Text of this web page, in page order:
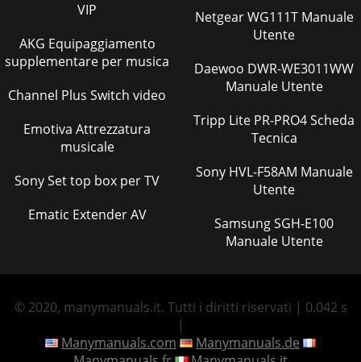
VIP
AKG Equipaggiamento
supplementare per musica
Channel Plus Switch video
Emotiva Attrezzatura
musicale
Sony Set top box per TV
Ematic Extender AV
Netgear WG111T Manuale
Utente
Daewoo DWR-WE3011WW
Manuale Utente
Tripp Lite PR-PRO4 Scheda
Tecnica
Sony HVL-F58AM Manuale
Utente
Samsung SGH-E100
Manuale Utente
© 2020, manymanuals.it. Tutti i diritti riservati | 0.042 s
|
Manymanuals.com
Manymanuals.de